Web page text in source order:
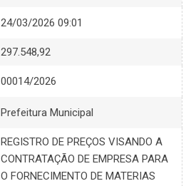
24/03/2026 09:01
297.548,92
00014/2026
Prefeitura Municipal
REGISTRO DE PREÇOS VISANDO A
CONTRATAÇÃO DE EMPRESA PARA
O FORNECIMENTO DE MATERIAS